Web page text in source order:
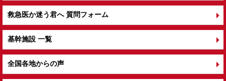
救急医か迷う君へ 質問フォーム
基幹施設 一覧
全国各地からの声